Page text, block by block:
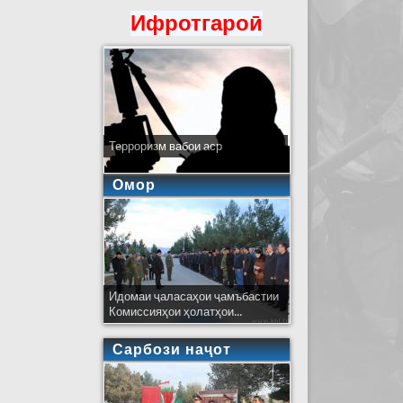
Ифротгароӣ
Терроризм вабои аср
Омор
Идомаи ҷаласаҳои ҷамъбастии
Комиссияҳои ҳолатҳои...
Сарбози наҷот